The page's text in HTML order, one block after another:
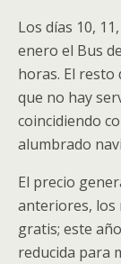
Los días 10,
enero el Bus
horas. El resto
que no hay
coincidiendo
alumbrado
El precio
anteriores, los
gratis; este
reducida para